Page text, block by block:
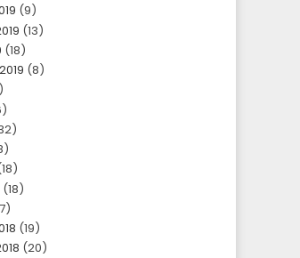
(9)
(13)
(18)
(8)
(18)
(19)
(20)